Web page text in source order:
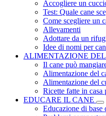
Accogliere un
Test: Quale cane
Come scegliere un
Allevamenti
Adottare da un
Idee di nomi per
ALIMENTAZIONE
Il cane può
Alimentazione del
Alimentazione del
Ricette fatte in casa
EDUCARE IL CANE
Educazione di base